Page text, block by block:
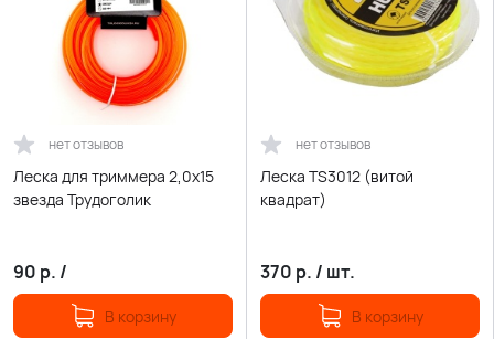
нет отзывов
Леска для триммера 2,0х15
звезда Трудоголик
90 р. /
В корзину
нет отзывов
Леска TS3012 (витой
квадрат)
370 р. / шт.
В корзину